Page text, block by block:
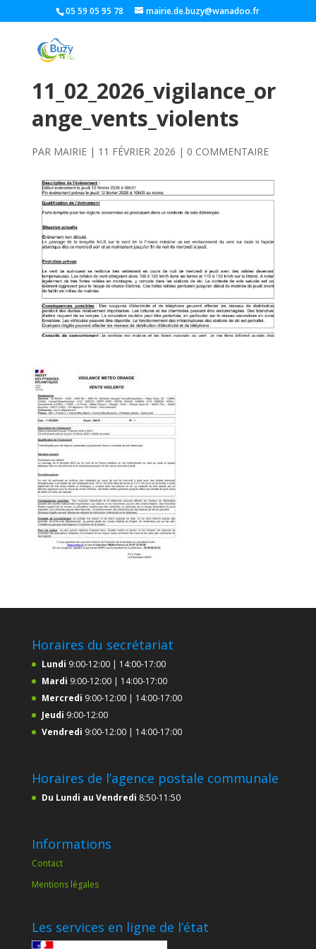
05 59 05 95 78 mairie.de.buzy@wanadoo.fr
11_02_2026_vigilance_or
ange_vents_violents
PAR MAIRIE| 11 FÉVRIER 2026 | 0 COMMENTAIRE
Horaires du secrétariat
Lundi 9:00-12:00 | 14:00-17:00
Mardi 9:00-12:00 | 14:00-17:00
Mercredi 9:00-12:00 | 14:00-17:00
Jeudi 9:00-12:00
Vendredi 9:00-12:00 | 14:00-17:00
Horaires de l’agence postale communale
Du Lundi au Vendredi 8:50-11:50
Informations
Contact
Mentions légales
Les services en ligne de l’état